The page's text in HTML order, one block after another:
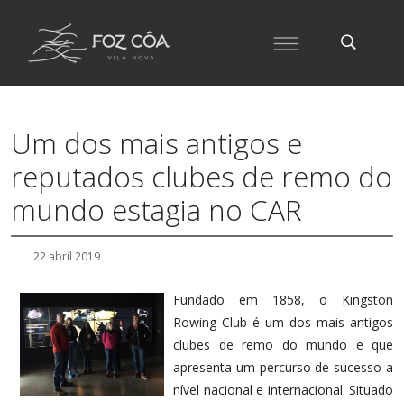
Um dos mais antigos e
reputados clubes de remo do
mundo estagia no CAR
22 abril 2019
Fundado em 1858, o Kingston
Rowing Club é um dos mais antigos
clubes de remo do mundo e que
apresenta um percurso de sucesso a
nível nacional e internacional. Situado